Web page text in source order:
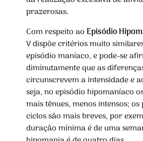
prazerosas.
Com respeito ao Episódio
V dispõe critérios muito
episódio maníaco, e pode-se
diminutamente que as
circunscrevem a intensidade e
seja, no episódio hipomaníaco
mais tênues, menos intensos;
ciclos são mais breves, por
duração mínima é de uma